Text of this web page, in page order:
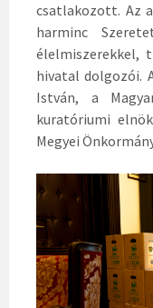
csatlakozott. Az
harminc
élelmiszerekkel,
hivatal dolgozói.
István, a
kuratóriumi
Megyei